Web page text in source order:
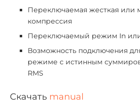
Переключаемая жесткая или
компрессия
Переключаемый режим In
Возможность подключения
режиме с истинным
RMS
Скачать manual